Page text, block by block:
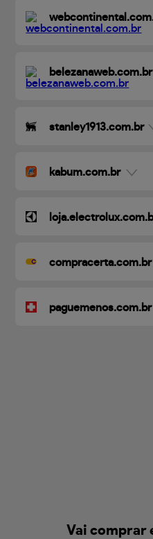
belezanaweb.com.br
stanley1913.com.br
kabum.com.br
compracerta.com.br
paguemenos.com.br
Vai comprar